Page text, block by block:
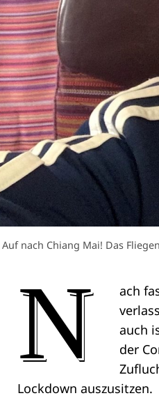
Auf nach Chiang Mai! Das
N
ach
auch
der
Lockdown auszusitzen.